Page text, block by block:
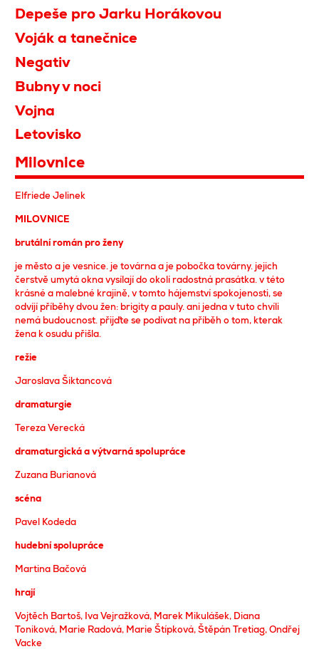
Depeše pro Jarku Horákovou
Voják a tanečnice
Negativ
Bubny v noci
Vojna
Letovisko
Milovnice
Elfriede Jelinek
MILOVNICE
brutální román pro ženy
je město a je vesnice. je továrna a je pobočka továrny. jejich
čerstvě umytá okna vysílají do okolí radostná prasátka. v této
krásné a malebné krajině, v tomto hájemství spokojenosti, se
odvíjí příběhy dvou žen: brigity a pauly. ani jedna v tuto chvíli
nemá budoucnost. přijďte se podívat na příběh o tom, kterak
žena k osudu přišla.
režie
Jaroslava Šiktancová
dramaturgie
Tereza Verecká
dramaturgická a výtvarná spolupráce
Zuzana Burianová
scéna
Pavel Kodeda
hudební spolupráce
Martina Bačová
hrají
Vojtěch Bartoš, Iva Vejražková, Marek Mikulášek, Diana
Toniková, Marie Radová, Marie Štípková,Štěpán Tretiag,Ondřej
Vacke